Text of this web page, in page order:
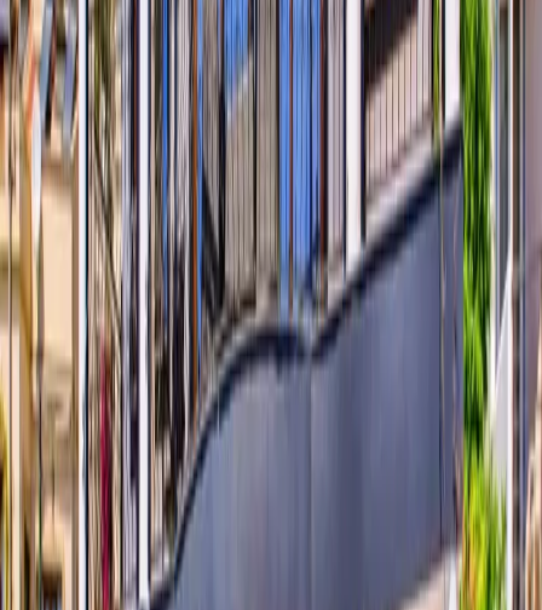
elbise dolabı, klima, banyo & tuvalet bulunmaktadır.
2. Yatak Odası:
1 Adet çift kişilik yatak, komodin, makyaj masası,
elbise dolabı, klima, jakuzi, banyo & tuvalet bulunmaktadır.
3. Yatak Odası:
1 Adet çift kişilik yatak, komodin, makyaj masası,
elbise dolabı, klima, jakuzi, banyo & tuvalet bulunmaktadır.
4. Yatak Odası: 2 Adet tek kişilik yatak, komodin, makyaj masası,
elbise dolabı, klima ve banyo & tuvalet bulunmaktadır.
Başlangıç Fiyatı
11.290
gecelik en düşük fiyat
başlayan fiyatlarla
Resmi Belge
Kültür ve Turizm Bakanlığı
Belge No: 07-1911
Giriş - Çıkış Tarihi